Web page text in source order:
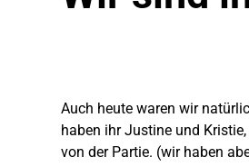
Auch heute waren wir
haben ihr Justine und
von der Partie. (wir haben